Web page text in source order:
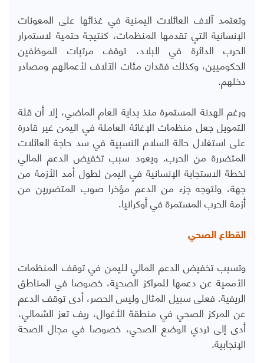
وتعتمد آلاف العائلات اليمنية في غذائها على المعونات
الإنسانية التي تقدمها المنظمات، كنتيجة حتمية لاستمرار
الحرب الدائرة في البلاد، توقف مرتبات الموظفين
الحكوميين، وكذلك فقدان مئات الآلاف لأعمالهم ومصادر
دخلهم.
ورغم الهدنة المستمرة منذ بداية العام الماضي، إلا أن قلة
التمويل جعل منظمات الإغاثة العاملة في اليمن غير قادرة
على استغلال حالة السلام النسبية في سد حاجة العائلات
المتضررة من الحرب. ويعود سبب تخفيض الدعم المالي
لخطة الاستجابة الإنسانية في اليمن لطول أمد الأزمة من
جهة، ولتوجه جزء من الدعم مؤخرا صوب المتضررين من
أزمة الحرب المستمرة في أوكرانيا.
القطاع الصحي
وتسبب تخفيض الدعم المالي لليمن في توقف المنظمات
الأممية عن دعمها للمراكز الصحية، خصوصا في المناطق
الريفية. فعلى سبيل المثال وليس الحصر، أدى توقف الدعم
عن المركز الصحي في منطقة الأغوال، ريف تعز الشمالي،
أدى إلى تردي الوضع الصحي، خصوصا في مجال الصحة
الإنجابية.